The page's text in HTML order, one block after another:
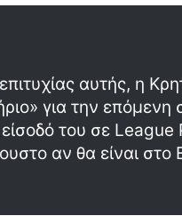
αυτής, η
για την
του σε League
αν θα είναι